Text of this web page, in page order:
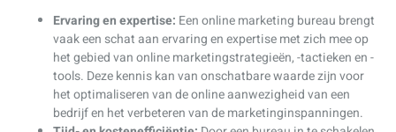
Ervaring en expertise: Een online marketing bureau brengt
vaak een schat aan ervaring en expertise met zich mee op
het gebied van online marketingstrategieën, -tactieken en -
tools. Deze kennis kan van onschatbare waarde zijn voor
het optimaliseren van de online aanwezigheid van een
bedrijf en het verbeteren van de marketinginspanningen.